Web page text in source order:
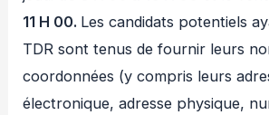
11 H 00. Les candidats potentiels
TDR sont tenus de fournir leurs
coordonnées (y compris leurs
électronique, adresse physique,